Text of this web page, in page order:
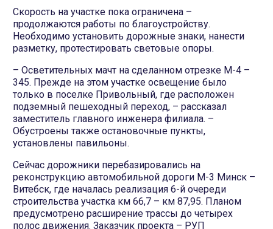
Скорость на участке пока ограничена –
продолжаются работы по благоустройству.
Необходимо установить дорожные знаки, нанести
разметку, протестировать световые опоры.
– Осветительных мачт на сделанном отрезке М-4 –
345. Прежде на этом участке освещение было
только в поселке Привольный, где расположен
подземный пешеходный переход, – рассказал
заместитель главного инженера филиала. –
Обустроены также остановочные пункты,
установлены павильоны.
Сейчас дорожники перебазировались на
реконструкцию автомобильной дороги М-3 Минск –
Витебск, где началась реализация 6-й очереди
строительства участка км 66,7 – км 87,95. Планом
предусмотрено расширение трассы до четырех
полос движения. Заказчик проекта – РУП